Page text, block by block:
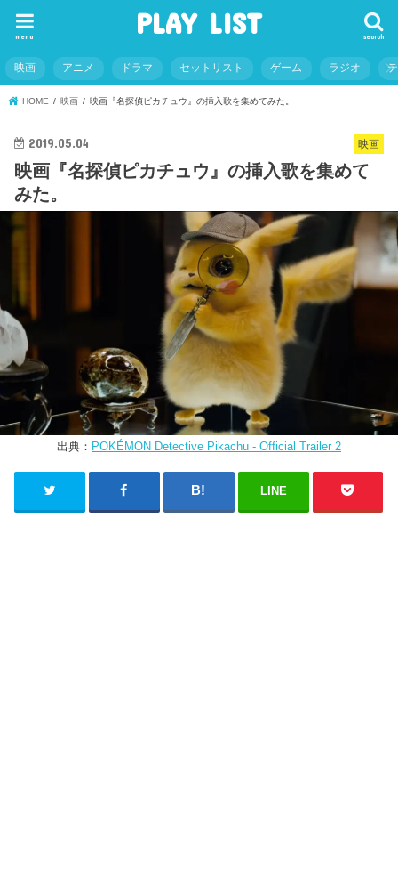
PLAY LIST search
menu
映画 アニメ ドラマ セットリスト ゲーム ラジオ
HOME 映画 映画『名探偵ピカチュウ』の挿入歌を集めてみた。
映画
2019.05.04
映画『名探偵ピカチュウ』の挿入歌を集めて
みた。
出典： POKÉMON Detective Pikachu - Official Trailer 2
LINE